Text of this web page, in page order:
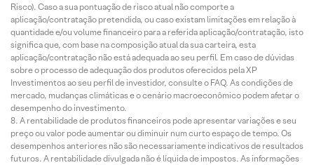
Risco). Caso a sua pontuação de risco atual não comporte a
aplicação/contratação pretendida, ou caso existam limitações em relação à
quantidade e/ou volume financeiro para a referida aplicação/contratação, isto
significa que, com base na composição atual da sua carteira, esta
aplicação/contratação não está adequada ao seu perfil. Em caso de dúvidas
sobre o processo de adequação dos produtos oferecidos pela XP
Investimentos ao seu perfil de investidor, consulte o FAQ. As condições de
mercado, mudanças climáticas e o cenário macroeconômico podem afetar o
desempenho do investimento.
A rentabilidade de produtos financeiros pode apresentar variações e seu
preço ou valor pode aumentar ou diminuir num curto espaço de tempo. Os
desempenhos anteriores não são necessariamente indicativos de resultados
futuros. A rentabilidade divulgada não é líquida de impostos. As informações